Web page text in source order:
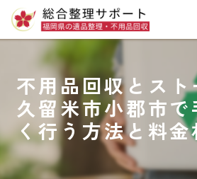
不用品回収とスト
久留米市小郡市
く行う方法と料